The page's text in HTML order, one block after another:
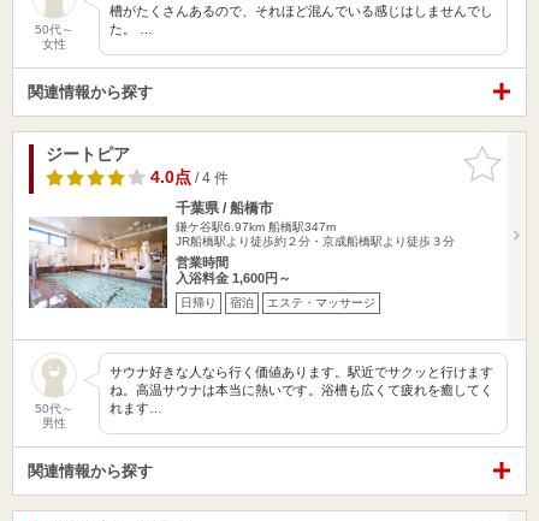
50代～
女性
槽がたくさんあるので、それほど混んでいる感じはしませんでし
た。 …
関連情報から探す
お気に入
りに追加
ジートピア
4.0点/ 4 件
千葉県 / 船橋市
鎌ケ谷駅6.97km 船橋駅347m
JR船橋駅より徒歩約２分・京成船橋駅より徒歩３分
営業時間
入浴料金 1,600円～
日帰り 宿泊 エステ・マッサージ
50代～
男性
サウナ好きな人なら行く価値あります。駅近でサクッと行けます
ね。高温サウナは本当に熱いです。浴槽も広くて疲れを癒してく
れます…
関連情報から探す